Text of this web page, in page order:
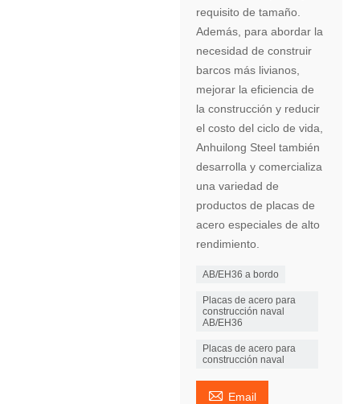
requisito de tamaño.
Además, para abordar la
necesidad de construir
barcos más livianos,
mejorar la eficiencia de
la construcción y reducir
el costo del ciclo de vida,
Anhuilong Steel también
desarrolla y comercializa
una variedad de
productos de placas de
acero especiales de alto
rendimiento.
AB/EH36 a bordo
Placas de acero para
construcción naval
AB/EH36
Placas de acero para
construcción naval
 Email